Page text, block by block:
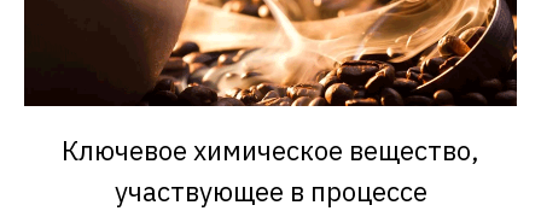
Ключевое химическое вещество,
участвующее в процессе